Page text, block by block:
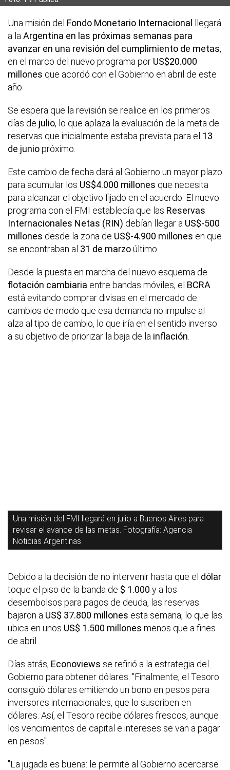
Una misión del Fondo Monetario Internacional llegará
a la Argentina en las próximas semanas para
avanzar en una revisión del cumplimiento de metas,
en el marco del nuevo programa por US$20.000
millones que acordó con el Gobierno en abril de este
año.
Se espera que la revisión se realice en los primeros
días de julio, lo que aplaza la evaluación de la meta de
reservas que inicialmente estaba prevista para el 13
de juniopróximo.
Este cambio de fecha dará al Gobierno un mayor plazo
para acumular los US$4.000 millones que necesita
para alcanzar el objetivo fijado en el acuerdo. El nuevo
programa con el FMI establecía que las Reservas
Internacionales Netas (RIN) debían llegar a US$-500
millones desde la zona de US$-4.900 millones en que
se encontraban al 31 de marzoúltimo.
Desde la puesta en marcha del nuevo esquema de
flotación cambiaria entre bandas móviles, el BCRA
está evitando comprar divisas en el mercado de
cambios de modo que esa demanda no impulse al
alza al tipo de cambio, lo que iría en el sentido inverso
a su objetivo de priorizar la baja de la inflación
Una misión del FMI llegará en julio a Buenos Aires para
revisar el avance de las metas. Fotografía: Agencia
Noticias Argentinas
Debido a la decisión de no intervenir hasta que el dólar
toque el piso de la banda de $ 1.000 y a los
desembolsos para pagos de deuda, las reservas
bajaron a US$ 37.800 millones esta semana, lo que las
ubica en unos US$ 1.500 millones menos que a fines
de abril.
Días atrás, Econoviews se refirió a la estrategia del
Gobierno para obtener dólares. "Finalmente, el Tesoro
consiguió dólares emitiendo un bono en pesos para
inversores internacionales, que lo suscriben en
dólares. Así, el Tesoro recibe dólares frescos, aunque
los vencimientos de capital e intereses se van a pagar
en pesos".
"La jugada es buena: le permite al Gobierno acercarse